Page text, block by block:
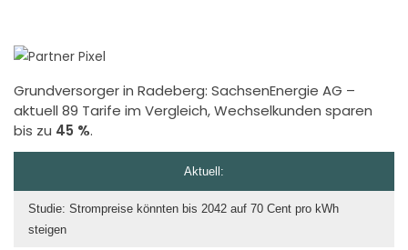
Grundversorger in Radeberg: SachsenEnergie AG –
aktuell 89 Tarife im Vergleich, Wechselkunden sparen
bis zu 45 %.
Aktuell:
Studie: Strompreise könnten bis 2042 auf 70 Cent pro kWh
steigen